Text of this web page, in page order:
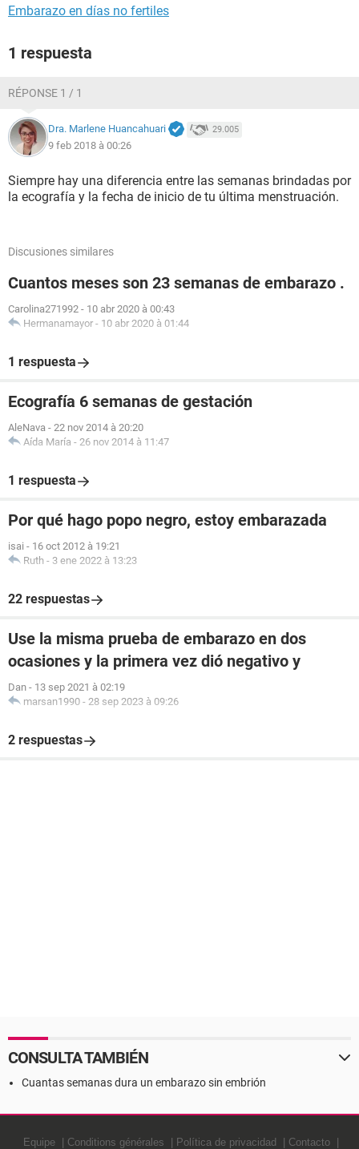
Espero alguien me pueda ayudar a aclarar esta duda.
De antemano muchas gracias.
Embarazo en días no fertiles
1 respuesta
RÉPONSE 1 / 1
Dra. Marlene Huancahuari 29.005
9 feb 2018 à 00:26
Siempre hay una diferencia entre las semanas brindadas por
la ecografía y la fecha de inicio de tu última menstruación.
Discusiones similares
Cuantos meses son 23 semanas de embarazo .
Carolina271992 - 10 abr 2020 à 00:43
Hermanamayor - 10 abr 2020 à 01:44
1 respuesta
Ecografía 6 semanas de gestación
AleNava - 22 nov 2014 à 20:20
Aída María - 26 nov 2014 à 11:47
1 respuesta
Por qué hago popo negro, estoy embarazada
isai - 16 oct 2012 à 19:21
Ruth - 3 ene 2022 à 13:23
22 respuestas
Use la misma prueba de embarazo en dos
ocasiones y la primera vez dió negativo y
Dan - 13 sep 2021 à 02:19
marsan1990 - 28 sep 2023 à 09:26
2 respuestas
CONSULTA TAMBIÉN
Cuantas semanas dura un embarazo sin embrión
Equipe Conditions générales Política de privacidad Contacto